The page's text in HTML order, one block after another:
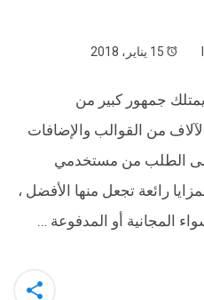
جمهور كبير من
من القوالب والإضافات
على الطلب من مستخدمي
رائعة تجعل منها الأفضل ،
المجانية أو المدفوعة …